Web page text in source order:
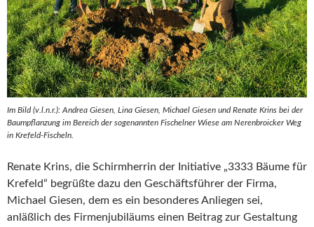
Im Bild (v.l.n.r.): Andrea Giesen, Lina Giesen, Michael Giesen und Renate Krins bei der
Baumpflanzung im Bereich der sogenannten Fischelner Wiese am Nerenbroicker Weg
in Krefeld-Fischeln.
Renate Krins, die Schirmherrin der Initiative „3333 Bäume für
Krefeld“ begrüßte dazu den Geschäftsführer der Firma,
Michael Giesen, dem es ein besonderes Anliegen sei,
anläßlich des Firmenjubiläums einen Beitrag zur Gestaltung